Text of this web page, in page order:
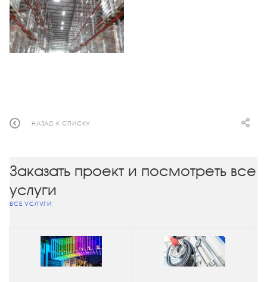
НАЗАД К СПИСКУ
Заказать проект и посмотреть все
услуги
ВСЕ УСЛУГИ